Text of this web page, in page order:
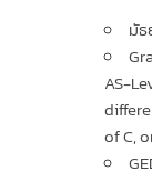
มั
AS-
of C,